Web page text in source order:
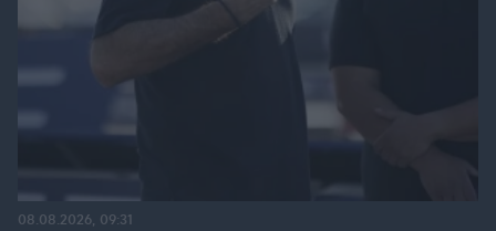
08.08.2026, 09:31